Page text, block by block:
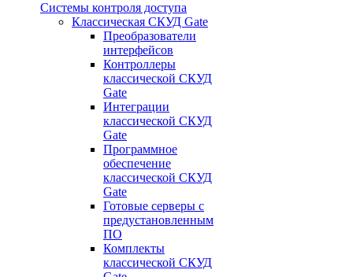
Системы контроля доступа
Классическая СКУД Gate
Преобразователи
интерфейсов
Контроллеры
классической СКУД
Gate
Интеграции
классической СКУД
Gate
Программное
обеспечение
классической СКУД
Gate
Готовые серверы с
предустановленным
ПО
Комплекты
классической СКУД